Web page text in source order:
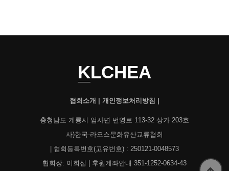
KLCHEA
협회소개 개인정보처리방침
충청남도 계룡시 엄사면 번영로 113-32 상가 203호
사)한국-라오스문화유산교류협회
| 협회등록번호(고유번호) : 250121-0048573
협회장: 이희섭 | 후원계좌안내 351-1252-0634-43